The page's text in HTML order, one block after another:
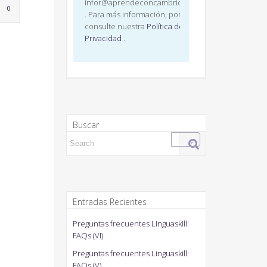
LOVE
IT0
infor@aprendeconcambridge.com
. Para más información, por favor,
consulte nuestra Política de
Privacidad .
Buscar
Entradas Recientes
Preguntas frecuentes Linguaskill:
FAQs (VI)
Preguntas frecuentes Linguaskill: